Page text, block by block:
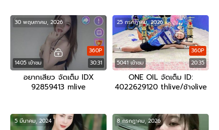
1405 เข้าชม 30:31
360P
30 พฤษภาคม, 2026
อยากเสียว จัดเต็ม IDX
92859413 mlive
5041 เข้าชม 20:35
360P
25 กรกฎาคม, 2026
ONE OIL จัดเต็ม ID:
4022629120 thlive/ช้างlive
5 มีนาคม, 2024 8 กรกฎาคม, 2026